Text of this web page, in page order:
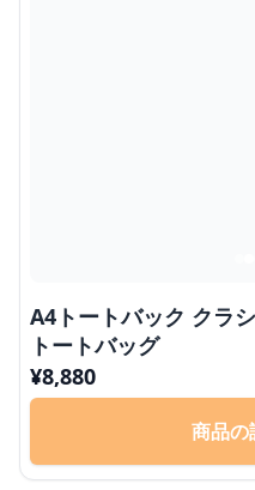
A4トートバック クラ
トートバッグ
¥8,880
商品の